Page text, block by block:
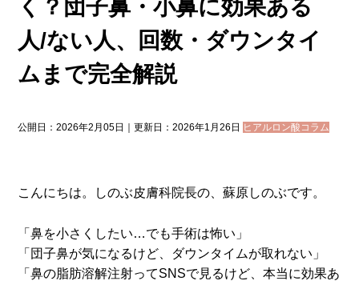
く？団子鼻・小鼻に効果ある
人/ない人、回数・ダウンタイ
ムまで完全解説
公開日：2026年2月05日｜更新日：2026年1月26日 ヒアルロン酸コラム
こんにちは。しのぶ皮膚科院長の、蘇原しのぶです。
「鼻を小さくしたい…でも手術は怖い」
「団子鼻が気になるけど、ダウンタイムが取れない」
「鼻の脂肪溶解注射ってSNSで見るけど、本当に効果あ